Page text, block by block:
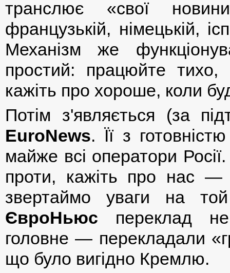
транслює «свої
французькій, німецькій,
Механізм же
простий: працюйте тихо,
кажіть про хороше, коли
Потім з'являється (за
EuroNews. Її з
майже всі оператори
проти, кажіть про нас
звертаймо уваги на
ЄвроНьюс переклад не
головне — перекладали
що було вигідно Кремлю.